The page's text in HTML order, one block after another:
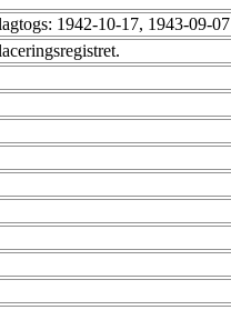
1942-10-17, 1943-09-07